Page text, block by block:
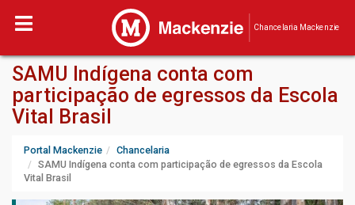
Chancelaria Mackenzie
SAMU Indígena conta com
participação de egressos da Escola
Vital Brasil
Portal Mackenzie
Chancelaria
SAMU Indígena conta com participação de egressos da Escola
Vital Brasil